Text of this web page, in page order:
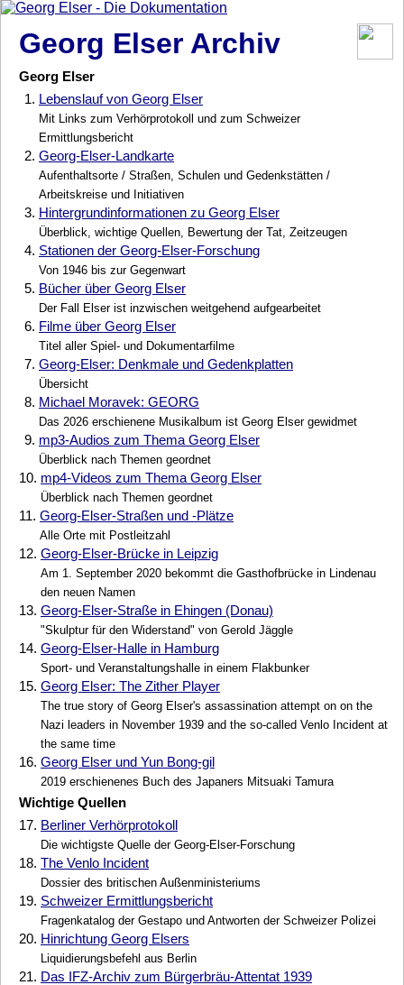
Georg Elser Archiv
Georg Elser
1. Lebenslauf von Georg Elser
Mit Links zum Verhörprotokoll und zum Schweizer
Ermittlungsbericht
2. Georg-Elser-Landkarte
Aufenthaltsorte / Straßen, Schulen und Gedenkstätten /
Arbeitskreise und Initiativen
3. Hintergrundinformationen zu Georg Elser
Überblick, wichtige Quellen, Bewertung der Tat, Zeitzeugen
4. Stationen der Georg-Elser-Forschung
Von 1946 bis zur Gegenwart
5. Bücher über Georg Elser
Der Fall Elser ist inzwischen weitgehend aufgearbeitet
6. Filme über Georg Elser
Titel aller Spiel- und Dokumentarfilme
7. Georg-Elser: Denkmale und Gedenkplatten
Übersicht
8. Michael Moravek: GEORG
Das 2026 erschienene Musikalbum ist Georg Elser gewidmet
9. mp3-Audios zum Thema Georg Elser
Überblick nach Themen geordnet
10. mp4-Videos zum Thema Georg Elser
Überblick nach Themen geordnet
11. Georg-Elser-Straßen und -Plätze
Alle Orte mit Postleitzahl
12. Georg-Elser-Brücke in Leipzig
Am 1. September 2020 bekommt die Gasthofbrücke in Lindenau
den neuen Namen
13. Georg-Elser-Straße in Ehingen (Donau)
"Skulptur für den Widerstand" von Gerold Jäggle
14. Georg-Elser-Halle in Hamburg
Sport- und Veranstaltungshalle in einem Flakbunker
15. Georg Elser: The Zither Player
The true story of Georg Elser's assassination attempt on on the
Nazi leaders in November 1939 and the so-called Venlo Incident at
the same time
16. Georg Elser und Yun Bong-gil
2019 erschienenes Buch des Japaners Mitsuaki Tamura
Wichtige Quellen
17. Berliner Verhörprotokoll
Die wichtigste Quelle der Georg-Elser-Forschung
18. The Venlo Incident
Dossier des britischen Außenministeriums
19. Schweizer Ermittlungsbericht
Fragenkatalog der Gestapo und Antworten der Schweizer Polizei
20. Hinrichtung Georg Elsers
Liquidierungsbefehl aus Berlin
21. Das IFZ-Archiv zum Bürgerbräu-Attentat 1939